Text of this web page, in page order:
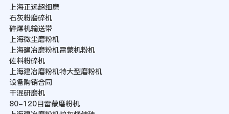
上海正远超细磨
石灰粉磨碎机
碎煤机输送带
上海微尘磨粉机
上海建冶磨粉机雷蒙机粉机
佐料粉碎机
上海建冶磨粉机特大型磨粉机
设备购销合同
干混研磨机
80-120目雷蒙磨粉机